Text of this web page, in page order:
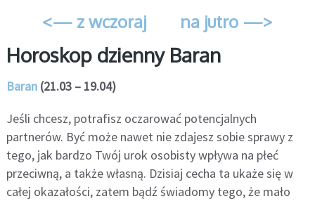
<— z wczoraj na jutro —>
Horoskop dzienny Baran
Baran(21.03 – 19.04)
Jeśli chcesz, potrafisz oczarować potencjalnych
partnerów. Być może nawet nie zdajesz sobie sprawy z
tego, jak bardzo Twój urok osobisty wpływa na płeć
przeciwną, a także własną. Dzisiaj cecha ta ukaże się w
całej okazałości, zatem bądź świadomy tego, że mało